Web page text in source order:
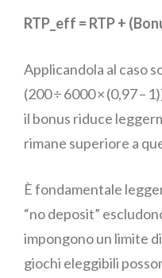
RTP_eff = RTP +
Applicandola al caso
(200 ÷ 6000 × (0,97 –
il bonus riduce
rimane superiore a
È fondamentale
“no deposit”
impongono un limite
giochi eleggibili